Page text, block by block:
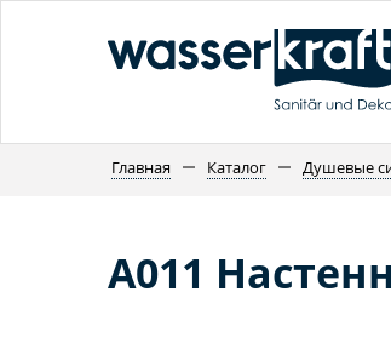
Главная Каталог Душевые
A011